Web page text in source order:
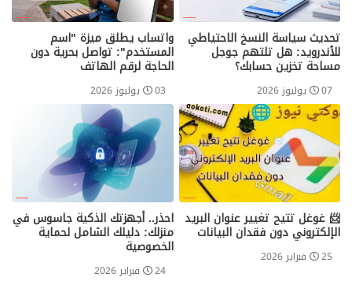
تحديث سياسة النسخ الاحتياطي
للأندرويد: هل تلتهم جوجل
مساحة تخزين حسابك؟
07 يوليوز 2026
واتساب يطلق ميزة "اسم
المستخدم": تواصل بحرية دون
الحاجة لرقم الهاتف
03 يوليوز 2026
📨 غوغل تتيح تغيير عنوان البريد
الإلكتروني دون فقدان البيانات
25 فبراير 2026
احذر.. أجهزتك الذكية جاسوس في
منزلك: دليلك الشامل لحماية
الخصوصية
24 فبراير 2026